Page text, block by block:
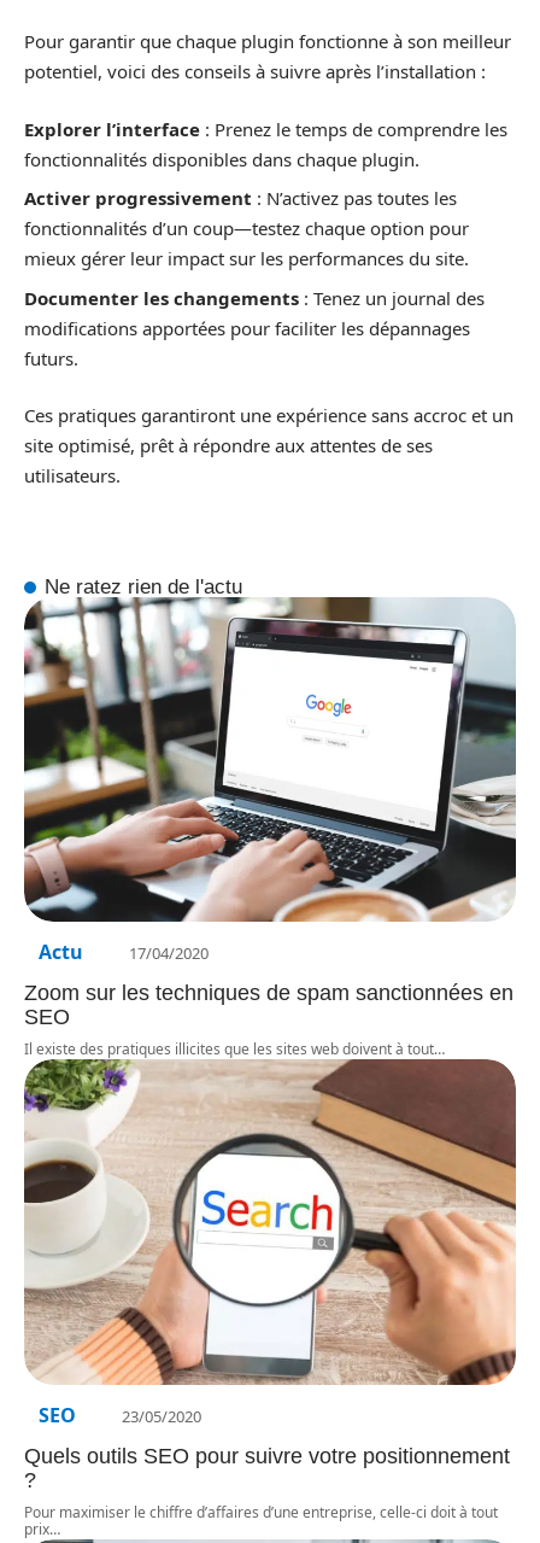
Pour garantir que chaque plugin fonctionne à son meilleur
potentiel, voici des conseils à suivre après l’installation :
Explorer l’interface : Prenez le temps de comprendre les
fonctionnalités disponibles dans chaque plugin.
Activer progressivement : N’activez pas toutes les
fonctionnalités d’un coup—testez chaque option pour
mieux gérer leur impact sur les performances du site.
Documenter les changements : Tenez un journal des
modifications apportées pour faciliter les dépannages
futurs.
Ces pratiques garantiront une expérience sans accroc et un
site optimisé, prêt à répondre aux attentes de ses
utilisateurs.
Ne ratez rien de l'actu
Actu 17/04/2020
Zoom sur les techniques de spam sanctionnées en
SEO
Il existe des pratiques illicites que les sites web doivent à tout…
SEO 23/05/2020
Quels outils SEO pour suivre votre positionnement
?
Pour maximiser le chiffre d’affaires d’une entreprise, celle-ci doit à tout
prix…